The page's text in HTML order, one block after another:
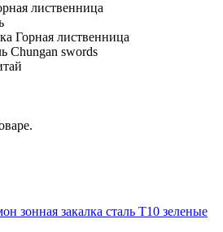
лиственница
Горная лиственница
Chungan swords